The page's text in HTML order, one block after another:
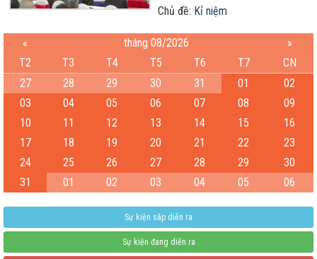
Chủ đề: Kỉ niệm
« tháng 08/2026
»
T2
T3 T4 T5 T6 T7
CN
27
28 29 30 31 01
02
03
04 05 06 07 08
09
10
11 12 13 14 15
16
17
18 19 20 21 22
23
24
25 26 27 28 29
30
31
01 02 03 04 05 06
Sự kiện sắp diễn ra
Sự kiện đang diễn ra